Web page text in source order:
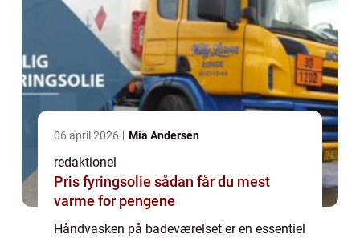
06 april 2026 Mia Andersen
redaktionel
Pris fyringsolie sådan får du mest
varme for pengene
Håndvasken på badeværelset er en essentiel